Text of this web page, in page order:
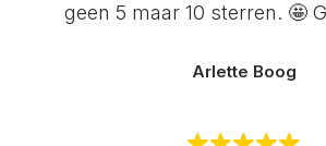
geen 5 maar 10 sterren. 🤩
Arlette Boog